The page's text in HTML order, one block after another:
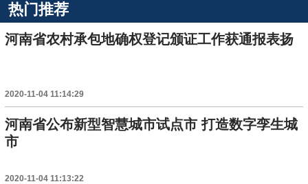
热门推荐
河南省农村承包地确权登记颁证工作获通报表扬
2020-11-04 11:14:29
河南省公布新型智慧城市试点市 打造数字孪生城
市
2020-11-04 11:13:22